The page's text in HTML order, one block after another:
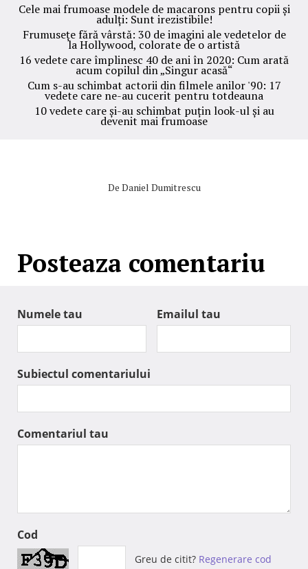
Cele mai frumoase modele de macarons pentru copii și
adulți: Sunt irezistibile!
Frumusețe fără vârstă: 30 de imagini ale vedetelor de
la Hollywood, colorate de o artistă
16 vedete care împlinesc 40 de ani în 2020: Cum arată
acum copilul din „Singur acasă“
Cum s-au schimbat actorii din filmele anilor '90: 17
vedete care ne-au cucerit pentru totdeauna
10 vedete care și-au schimbat puțin look-ul și au
devenit mai frumoase
De Daniel Dumitrescu
Posteaza comentariu
Numele tau Emailul tau
Subiectul comentariului
Comentariul tau
Cod
Greu de citit? Regenerare cod